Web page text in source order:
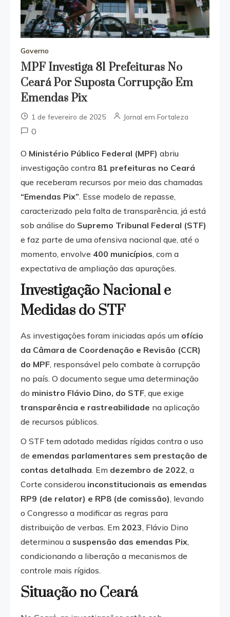
Governo
MPF Investiga 81 Prefeituras No
Ceará Por Suposta Corrupção Em
Emendas Pix
1 de fevereiro de 2025 Jornal em Fortaleza
0
O Ministério Público Federal (MPF) abriu
investigação contra 81 prefeituras no Ceará
que receberam recursos por meio das chamadas
“Emendas Pix”. Esse modelo de repasse,
caracterizado pela falta de transparência, já está
sob análise do Supremo Tribunal Federal (STF)
e faz parte de uma ofensiva nacional que, até o
momento, envolve 400 municípios, com a
expectativa de ampliação das apurações.
Investigação Nacional e
Medidas do STF
As investigações foram iniciadas após um ofício
da Câmara de Coordenação e Revisão (CCR)
do MPF, responsável pelo combate à corrupção
no país. O documento segue uma determinação
do ministro Flávio Dino, do STF, que exige
transparência e rastreabilidade na aplicação
de recursos públicos.
O STF tem adotado medidas rígidas contra o uso
de emendas parlamentares sem prestação de
contas detalhada. Em dezembro de 2022, a
Corte considerou inconstitucionais as emendas
RP9 (de relator) e RP8 (de comissão), levando
o Congresso a modificar as regras para
distribuição de verbas. Em 2023, Flávio Dino
determinou a suspensão das emendas Pix,
condicionando a liberação a mecanismos de
controle mais rígidos.
Situação no Ceará